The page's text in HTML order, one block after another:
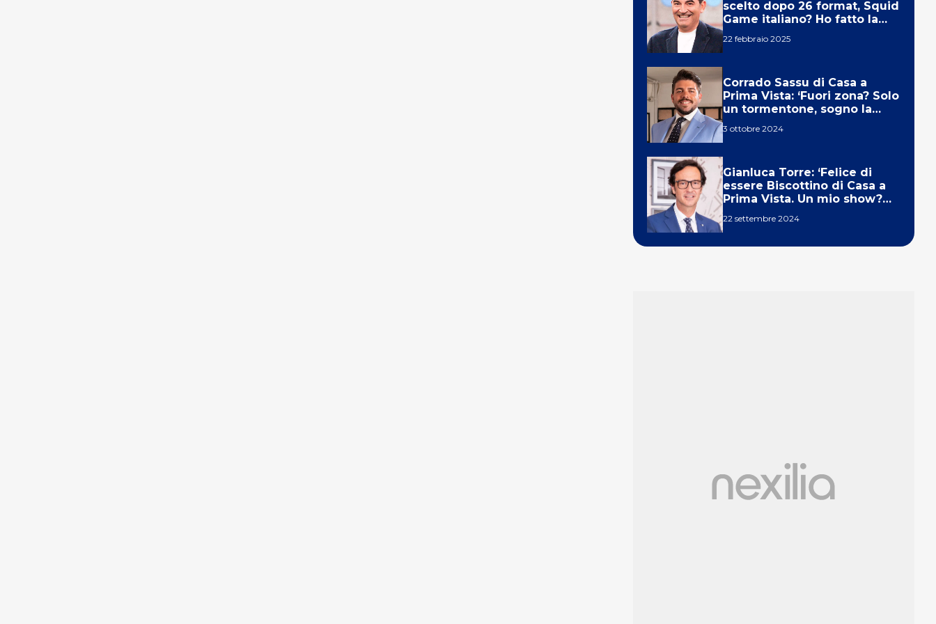
scelto dopo 26 format, Squid
Game italiano? Ho fatto la
22 febbraio 2025
Corrado Sassu di Casa a
Prima Vista: ‘Fuori zona? Solo
un tormentone, sogno la
3 ottobre 2024
Gianluca Torre: ‘Felice di
essere Biscottino di Casa a
Prima Vista. Un mio show?
22 settembre 2024